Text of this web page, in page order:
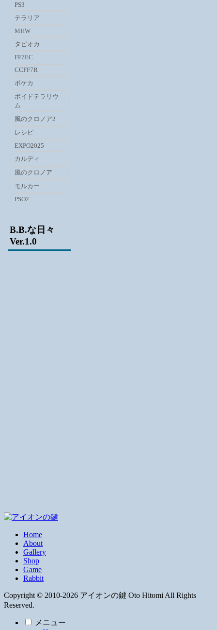
PS3
テラリア
MHW
タピオカ
FF7EC
CCFF7R
ポケカ
ボイドテラリウ
ム
風のクロノア2
レシピ
EXPO2025
カルディ
風のクロノア
モルカー
PSO2
B.B.な日々
Ver.1.0
Home
About
Gallery
Shop
Game
Rabbit
Copyright © 2010-2026 アイオンの鍵 Oto Hitomi All Rights
Reserved.
メニュー